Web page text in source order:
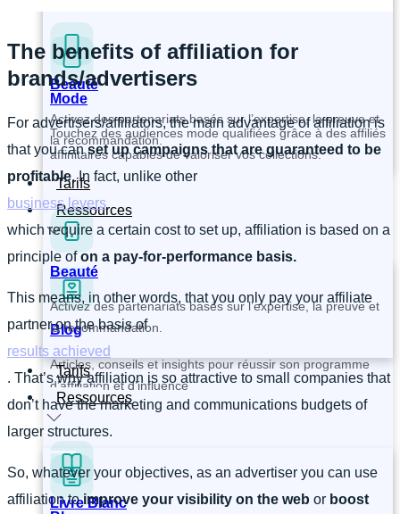
Beauté
Activez des partenariats basés sur l’expertise, la preuve et
la recommandation.
Tarifs
Ressources
Blog
Articles, conseils et insights pour réussir son programme
d’affiliation et d’influence
Livre Blanc
Mode
Touchez des audiences mode qualifiées grâce à des affiliés
affinitaires capables de valoriser vos collections.
Beauté
Activez des partenariats basés sur l’expertise, la preuve et
la recommandation.
Tarifs
Ressources
The benefits of affiliation for
brands/advertisers
For advertisers/affiliators, the main advantage of affiliation is
that you canset up campaigns that are guaranteed to be
profitable. In fact, unlike other
business levers
which require a certain cost to set up, affiliation is based on a
principle ofon a pay-for-performance basis.
This means, in other words, that you only pay your affiliate
partner on the basis of
results achieved
. That’s why affiliation is so attractive to small companies that
don’t have the marketing and communications budgets of
larger structures.
So, whatever your objectives, as an advertiser you can use
affiliation toimprove your visibility on the web or boost